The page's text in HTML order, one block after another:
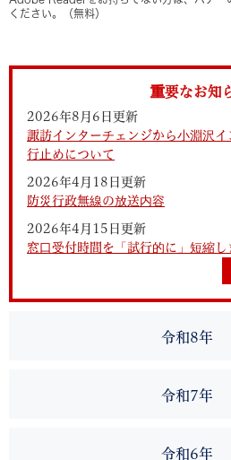
ください。（無料）
重要なお知
2026年8月6日更新
諏訪インターチェンジから小淵沢
行止めについて
2026年4月18日更新
防災行政無線の放送内容
2026年4月15日更新
窓口受付時間を「試行的に」短縮し
令和8年
令和7年
令和6年